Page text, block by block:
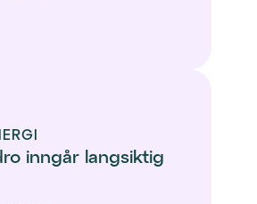
inngår langsiktig